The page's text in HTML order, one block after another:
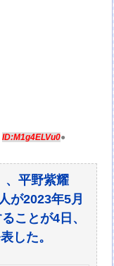
ID:M1g4ELVu0●
平野紫耀
が2023年5月
ことが4日、
した。